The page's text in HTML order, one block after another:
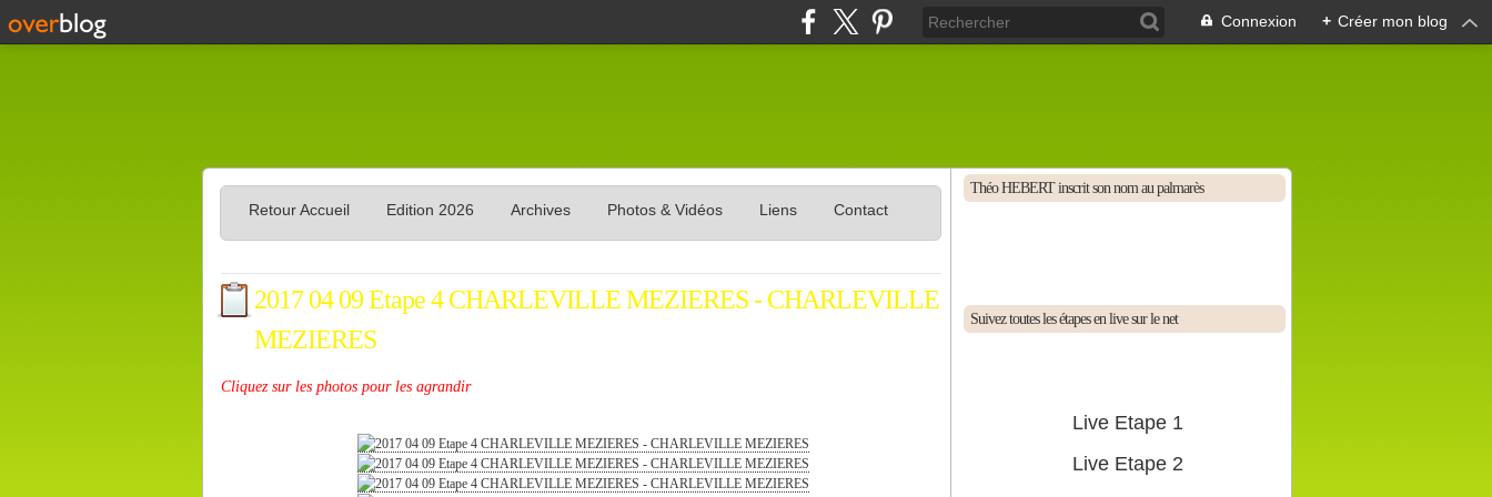
Connexion + Créer mon blog
Retour Accueil Edition 2026 Archives Photos & Vidéos Liens Contact
2017 04 09 Etape 4 CHARLEVILLE MEZIERES - CHARLEVILLE
MEZIERES
Cliquez sur les photos pour les agrandir
Théo HEBERT inscrit son nom au palmarès
Suivez toutes les étapes en live sur le net
Live Etape 1
Live Etape 2